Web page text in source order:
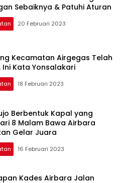
Sebaiknya & Patuhi Aturan
20 Februari 2023
Kecamatan Airgegas Telah
Ini Kata Yonsalakari
18 Februari 2023
Berbentuk Kapal yang
8 Malam Bawa Airbara
Gelar Juara
16 Februari 2023
Kades Airbara Jalan